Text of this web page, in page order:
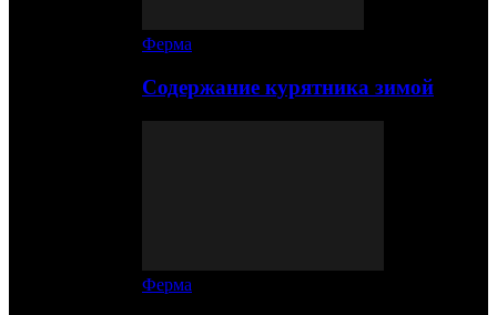
Ферма
Содержание курятника зимой
Ферма